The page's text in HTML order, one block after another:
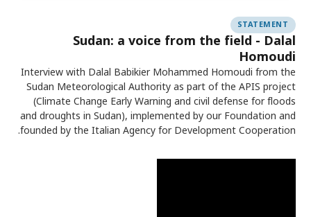
STATEMENT
Sudan: a voice from the field - Dalal
Homoudi
Interview with Dalal Babikier Mohammed Homoudi from the
Sudan Meteorological Authority as part of the APIS project
(Climate Change Early Warning and civil defense for floods
and droughts in Sudan), implemented by our Foundation and
founded by the Italian Agency for Development Cooperation.